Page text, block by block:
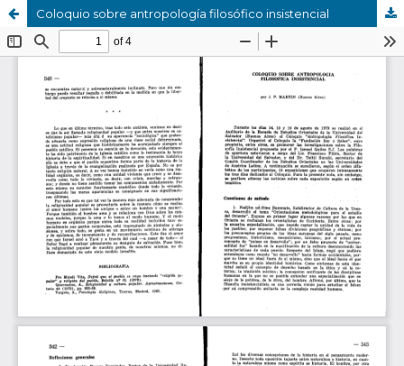
Coloquio sobre antropología filosófico insistencial